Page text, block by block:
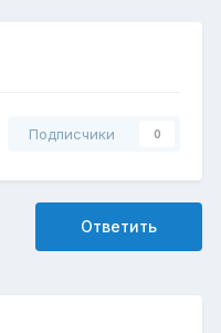
Подписчики 0
Ответить